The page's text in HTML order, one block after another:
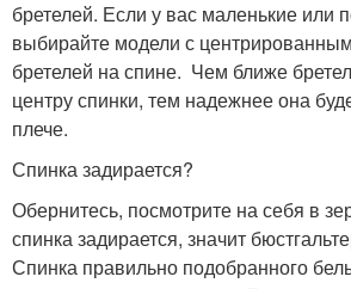
бретелей. Если у вас маленькие или
выбирайте модели с
бретелей на спине. Чем ближе
центру спинки, тем надежнее она
плече.
Спинка задирается?
Обернитесь, посмотрите на себя в
спинка задирается, значит
Спинка правильно подобранного